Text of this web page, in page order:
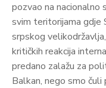
pozvao na nacionalno
svim teritorijama gdje
srpskog
kritičkih reakcija
predano zalažu za
Balkan, nego smo